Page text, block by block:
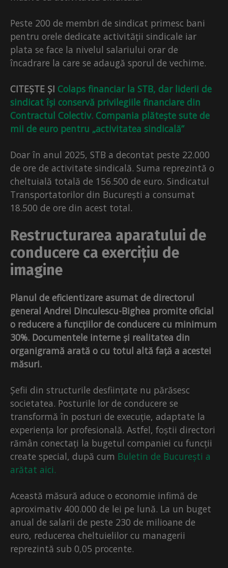
Peste 200 de membri de sindicat primesc bani
pentru orele dedicate activității sindicale iar
plata se face la nivelul salariului orar de
încadrare la care se adaugă sporul de vechime.
CITEȘTE ȘI Colaps financiar la STB, dar liderii de
sindicat își conservă privilegiile financiare din
Contractul Colectiv. Compania plătește sute de
mii de euro pentru „activitatea sindicală”
Doar în anul 2025, STB a decontat peste 22.000
de ore de activitate sindicală. Suma reprezintă o
cheltuială totală de 156.500 de euro. Sindicatul
Transportatorilor din București a consumat
18.500 de ore din acest total.
Restructurarea aparatului de
conducere ca exercițiu de
imagine
Planul de eficientizare asumat de directorul
general Andrei Dinculescu-Bighea promite oficial
o reducere a funcțiilor de conducere cu minimum
30%. Documentele interne și realitatea din
organigramă arată o cu totul altă față a acestei
măsuri.
Șefii din structurile desființate nu părăsesc
societatea. Posturile lor de conducere se
transformă în posturi de execuție, adaptate la
experiența lor profesională. Astfel, foștii directori
rămân conectați la bugetul companiei cu funcții
create special, după cum Buletin de București a
arătat aici.
Această măsură aduce o economie infimă de
aproximativ 400.000 de lei pe lună. La un buget
anual de salarii de peste 230 de milioane de
euro, reducerea cheltuielilor cu managerii
reprezintă sub 0,05 procente.